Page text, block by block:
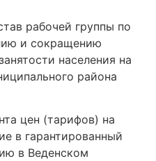
рабочей группы по
и сокращению
населения на
района
цен (тарифов) на
в гарантированный
в Веденском